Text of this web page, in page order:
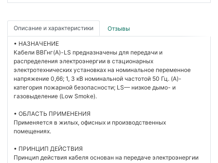
Описание и характеристики Отзывы
• НАЗНАЧЕНИЕ
Кабели ВВГнг(А)-LS предназначены для передачи и
распределения электроэнергии в стационарных
электротехнических установках на номинальное переменное
напряжение 0,66; 1, 3 кВ номинальной частотой 50 Гц. (A)-
категория пожарной безопасности; LS— низкое дымо- и
газовыделение (Low Smoke).
• ОБЛАСТЬ ПРИМЕНЕНИЯ
Применяется в жилых, офисных и производственных
помещениях.
• ПРИНЦИП ДЕЙСТВИЯ
Принцип действия кабеля основан на передаче электроэнергии